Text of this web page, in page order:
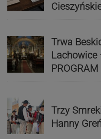
Trwa
Lachowice
PROGRAM
Trzy
Hanny